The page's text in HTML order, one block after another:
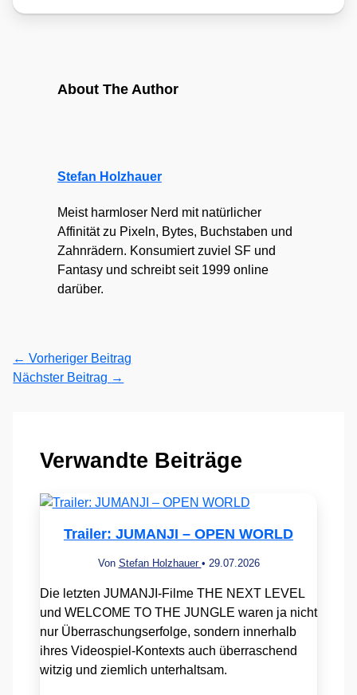
About The Author
Stefan Holzhauer
Meist harmloser Nerd mit natürlicher
Affinität zu Pixeln, Bytes, Buchstaben und
Zahnrädern. Konsumiert zuviel SF und
Fantasy und schreibt seit 1999 online
darüber.
← Vorheriger Beitrag
Nächster Beitrag →
Verwandte Beiträge
Trailer: JUMANJI – OPEN WORLD
Von Stefan Holzhauer • 29.07.2026
Die letzten JUMANJI-Filme THE NEXT LEVEL
und WELCOME TO THE JUNGLE waren ja nicht
nur Überraschungserfolge, sondern innerhalb
ihres Videospiel-Kontexts auch überraschend
witzig und ziemlich unterhaltsam.